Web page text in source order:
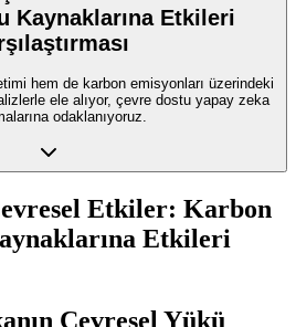
Kaynaklarına Etkileri
hem de karbon emisyonları üzerindeki
ele alıyor, çevre dostu yapay zeka
odaklanıyoruz.
Etkiler: Karbon
Etkileri
Çevresel Yükü